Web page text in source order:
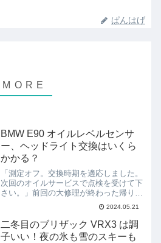
ぱんはげ
BMW E90 オイルレベルセンサ
ー、ヘッドライト交換はいくら
かかる？
「測定オフ。交換時期を適応しました。
次回のオイルサービスで点検を受けて下
さい。」前回の大修理が終わった帰り
道、オイルレベルを確認したところ見慣
れぬ画面が…。測定オフ。交換時期を適
応しました。次回のオイルサービスで点
検を受けて下さい。「測定オ...
2024.05.21
二冬目のブリザック VRX3 は調
子いい！夜の氷も雪のスキーも